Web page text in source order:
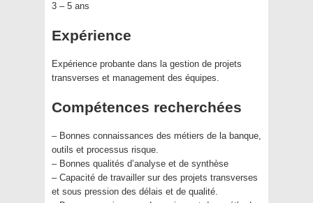
3 – 5 ans
Expérience
Expérience probante dans la gestion de projets
transverses et management des équipes.
Compétences recherchées
– Bonnes connaissances des métiers de la banque,
outils et processus risque.
– Bonnes qualités d’analyse et de synthèse
– Capacité de travailler sur des projets transverses
et sous pression des délais et de qualité.